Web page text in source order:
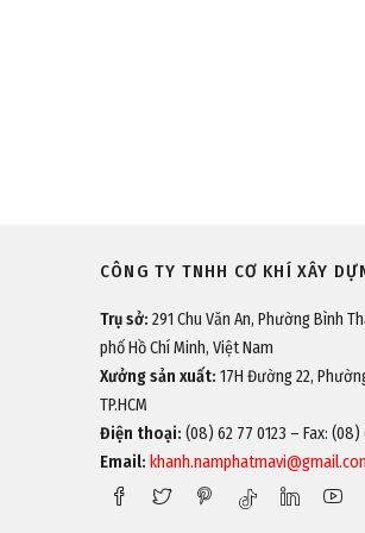
CÔNG TY TNHH CƠ KHÍ XÂY
Trụ sở: 291 Chu Văn An, Phường Bình
phố Hồ Chí Minh, Việt Nam
Xưởng sản xuất: 17H Đường 22,
TP.HCM
Điện thoại: (08) 62 77 0123 – Fax: (08)
Email: